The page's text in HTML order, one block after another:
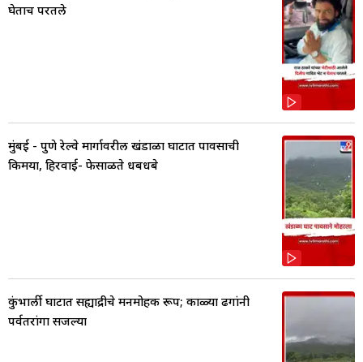
घेताच परतले
मुंबई - पुणे रेल्वे मार्गावरील खंडाळा घाटात पावसाची
किमया, हिरवाई- फेसाळते धबधबे
कुंभार्ली घाटात सह्याद्रीचे मनमोहक रूप; काळ्या ढगांनी
पर्वतरांगा सजल्या